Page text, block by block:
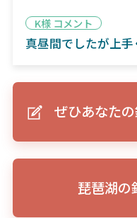
K様 コメント
真昼間でしたが上
ぜひあなた
琵琶湖の